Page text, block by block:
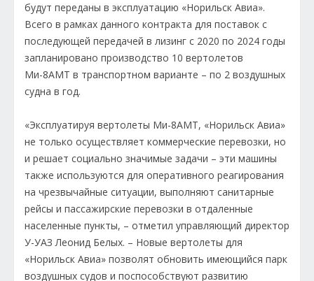
будут переданы в эксплуатацию «Норильск Авиа».
Всего в рамках данного контракта для поставок с
последующей передачей в лизинг с 2020 по 2024 годы
запланировано производство 10 вертолетов
Ми-8АМТ в транспортном варианте – по 2 воздушных
судна в год.
«Эксплуатируя вертолеты Ми-8АМТ, «Норильск Авиа»
не только осуществляет коммерческие перевозки, но
и решает социально значимые задачи – эти машины
также используются для оперативного реагирования
на чрезвычайные ситуации, выполняют санитарные
рейсы и пассажирские перевозки в отдаленные
населенные пункты, – отметил управляющий директор
У-УАЗ Леонид Белых. – Новые вертолеты для
«Норильск Авиа» позволят обновить имеющийся парк
воздушных судов и поспособствуют развитию